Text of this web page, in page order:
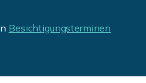
Besichtigungsterminen